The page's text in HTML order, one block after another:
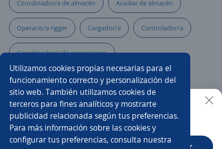
Utilizamos cookies propias necesarias para el
funcionamiento correcto y personalización del
sitio web. También utilizamos cookies de
terceros para fines analíticos y mostrarte
publicidad relacionada según tus preferencias.
Para más información sobre las cookies y
configurar tus preferencias, consulta nuestra
Coordinador/a de almacén Auxiliar de almacén
Operario/a rigger Cargador/a Controlador/a
Coordinador/a de operaciones
Auxiliar de almacén y logística
Ayudante de chófer reparto Auxiliar
Chófer con licencia vigente Conductores/as
Buscar es más fácil en la app
CT App Abrir